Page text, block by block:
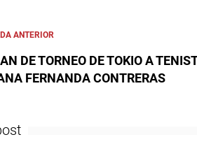
ANTERIOR
DE TORNEO DE TOKIO A
FERNANDA CONTRERAS